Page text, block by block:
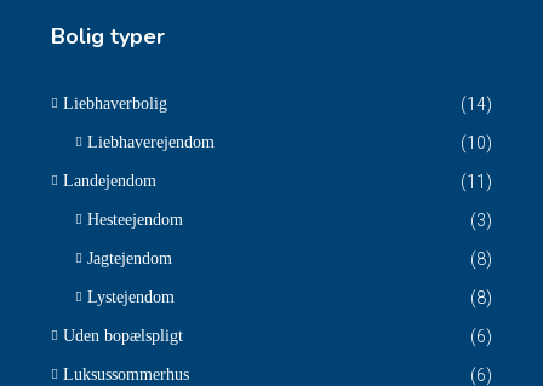
Bolig typer
Liebhaverbolig (14)
Liebhaverejendom (10)
Landejendom (11)
Hesteejendom (3)
Jagtejendom (8)
Lystejendom (8)
Uden bopælspligt (6)
Luksussommerhus (6)